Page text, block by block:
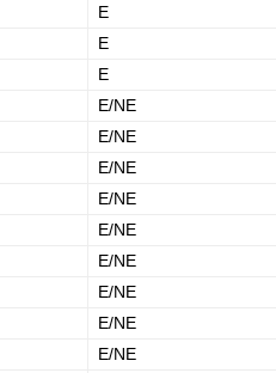
E
E
E
E/NE
E/NE
E/NE
E/NE
E/NE
E/NE
E/NE
E/NE
E/NE